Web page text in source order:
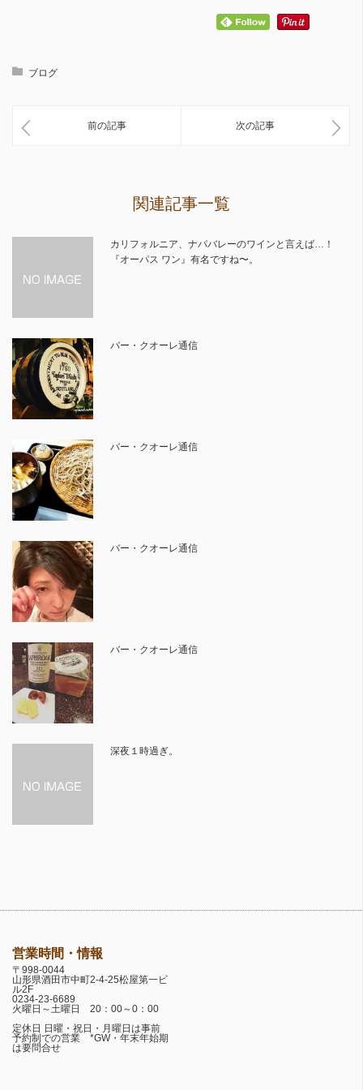
ブログ
前の記事 次の記事
関連記事一覧
カリフォルニア、ナパバレーのワインと言えば…！
『オーパス ワン』有名ですね〜。
バー・クオーレ通信
バー・クオーレ通信
バー・クオーレ通信
バー・クオーレ通信
深夜１時過ぎ。
営業時間・情報
〒998-0044
山形県酒田市中町2-4-25松屋第一ビ
ル2F
0234-23-6689
火曜日～土曜日 20：00～0：00
定休日 日曜・祝日・月曜日は事前
予約制での営業 *GW・年末年始期
は要問合せ